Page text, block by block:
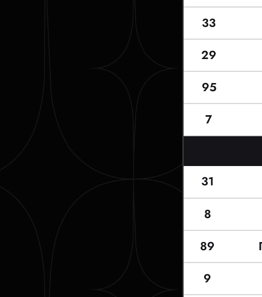
33
29
95
7
31
8
89
9